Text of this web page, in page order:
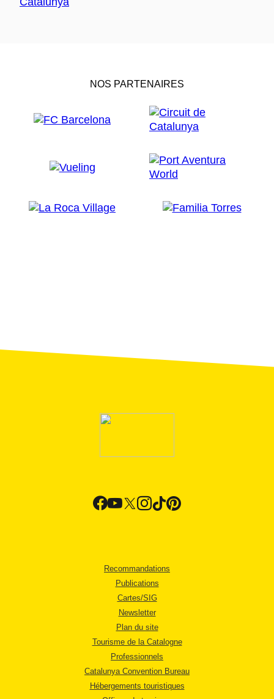
NOS PARTENAIRES
Recommandations
Publications
Cartes/SIG
Newsletter
Plan du site
Tourisme de la Catalogne
Professionnels
Catalunya Convention Bureau
Hébergements touristiques